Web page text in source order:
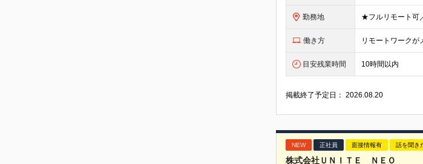
勤務地
働き方 リモートワークが
目安残業時間 10時間以内
掲載終了予定日：2026.08.20
NEW 正社員 面接情報有 話を聞き
株式会社ＵＮＩＴＥ ＮＥＯ